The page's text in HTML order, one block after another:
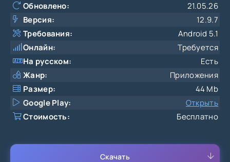
Обновлено:
21.05.26
Версия:
12.9.7
Требования:
Android 5.1
Онлайн:
Требуется
На русском:
Есть
Жанр:
Приложения
Размер:
44 Mb
Google Play:
Открыть
Стоимость:
Бесплатно
Скачать